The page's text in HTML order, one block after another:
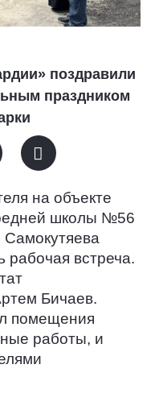
поздравили
праздником
на объекте
школы №56
рабочая встреча.
Бичаев.
помещения
работы, и